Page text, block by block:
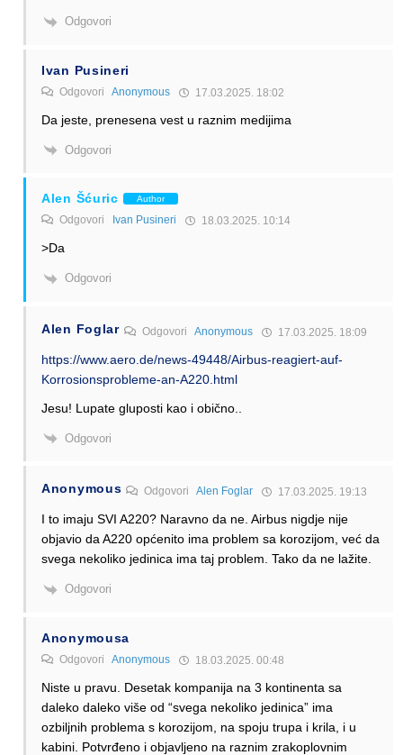
Odgovori
Ivan Pusineri
Odgovori Anonymous 17.03.2025. 18:02
Da jeste, prenesena vest u raznim medijima
Odgovori
Alen Šćuric Author
Odgovori Ivan Pusineri 18.03.2025. 10:14
>Da
Odgovori
Alen Foglar Odgovori Anonymous 17.03.2025. 18:09
https://www.aero.de/news-49448/Airbus-reagiert-auf-
Korrosionsprobleme-an-A220.html
Jesu! Lupate gluposti kao i obično..
Odgovori
Anonymous OdgovoriAlen Foglar 17.03.2025. 19:13
I to imaju SVI A220? Naravno da ne. Airbus nigdje nije
objavio da A220 općenito ima problem sa korozijom, već da
svega nekoliko jedinica ima taj problem. Tako da ne lažite.
Odgovori
Anonymousa
Odgovori Anonymous 18.03.2025. 00:48
Niste u pravu. Desetak kompanija na 3 kontinenta sa
daleko daleko više od “svega nekoliko jedinica” ima
ozbiljnih problema s korozijom, na spoju trupa i krila, i u
kabini. Potvrđeno i objavljeno na raznim zrakoplovnim